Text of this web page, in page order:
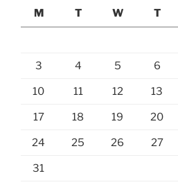
M
T W T
3 4 5 6
10 11 12 13
17 18 19 20
24 25 26 27
31